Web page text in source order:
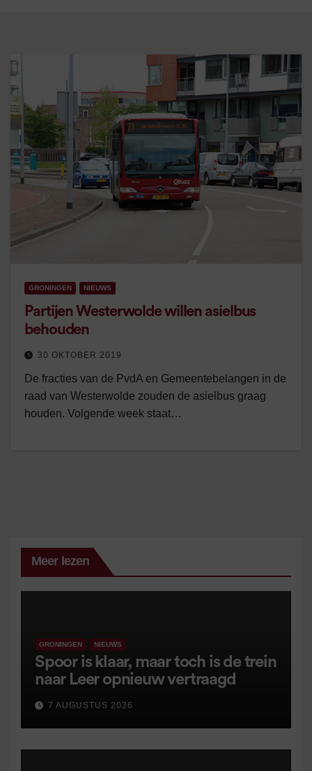
GRONINGEN NIEUWS
Partijen Westerwolde willen asielbus
behouden
30 OKTOBER 2019
De fracties van de PvdA en Gemeentebelangen in de
raad van Westerwolde zouden de asielbus graag
houden. Volgende week staat…
Meer lezen
GRONINGEN NIEUWS
Spoor is klaar, maar toch is de trein
naar Leer opnieuw vertraagd
7 AUGUSTUS 2026